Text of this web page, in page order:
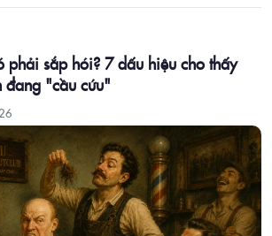
phải sắp hói? 7 dấu hiệu cho thấy
đang "cầu cứu"